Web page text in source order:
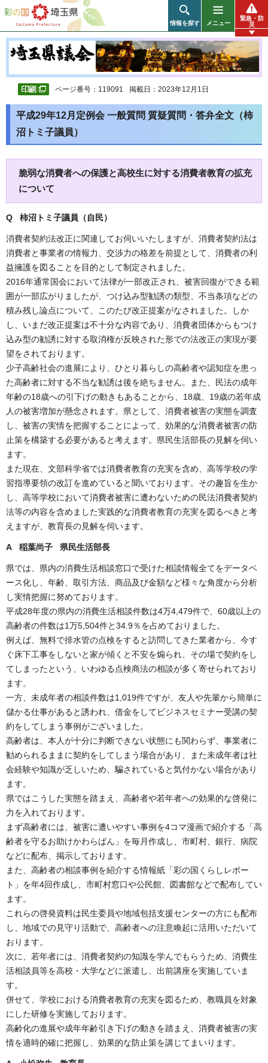
彩の国 埼玉県
情報を探す メニュー
緊急・防
災
ページ番号：119091 掲載日：2023年12月1日
平成29年12月定例会 一般質問 質疑質問・答弁全文（柿
沼トミ子議員）
脆弱な消費者への保護と高校生に対する消費者教育の拡充
について
Q 柿沼トミ子議員（自民）
消費者契約法改正に関連してお伺いいたしますが、消費者契約法は
消費者と事業者の情報力、交渉力の格差を前提として、消費者の利
益擁護を図ることを目的として制定されました。
2016年通常国会において法律が一部改正され、被害回復ができる範
囲が一部広がりましたが、つけ込み型勧誘の類型、不当条項などの
積み残し論点について、このたび改正提案がなされました。しか
し、いまだ改正提案は不十分な内容であり、消費者団体からもつけ
込み型の勧誘に対する取消権が反映された形での法改正の実現が要
望をされております。
少子高齢社会の進展により、ひとり暮らしの高齢者や認知症を患っ
た高齢者に対する不当な勧誘は後を絶ちません。また、民法の成年
年齢の18歳への引下げの動きもあることから、18歳、19歳の若年成
人の被害増加が懸念されます。県として、消費者被害の実態を調査
し、被害の実情を把握することによって、効果的な消費者被害の防
止策を構築する必要があると考えます。県民生活部長の見解を伺い
ます。
また現在、文部科学省では消費者教育の充実を含め、高等学校の学
習指導要領の改訂を進めていると聞いております。その趣旨を生か
し、高等学校において消費者被害に遭わないための民法消費者契約
法等の内容を含めました実践的な消費者教育の充実を図るべきと考
えますが、教育長の見解を伺います。
A 稲葉尚子 県民生活部長
県では、県内の消費生活相談窓口で受けた相談情報全てをデータベ
ース化し、年齢、取引方法、商品及び金額など様々な角度から分析
し実情把握に努めております。
平成28年度の県内の消費生活相談件数は4万4,479件で、60歳以上の
高齢者の件数は1万5,504件と34.9％を占めておりました。
例えば、無料で排水管の点検をすると訪問してきた業者から、今す
ぐ床下工事をしないと家が傾くと不安を煽られ、その場で契約をし
てしまったという、いわゆる点検商法の相談が多く寄せられており
ます。
一方、未成年者の相談件数は1,019件ですが、友人や先輩から簡単に
儲かる仕事があると誘われ、借金をしてビジネスセミナー受講の契
約をしてしまう事例がございました。
高齢者は、本人が十分に判断できない状態にも関わらず、事業者に
勧められるままに契約をしてしまう場合があり、また未成年者は社
会経験や知識が乏しいため、騙されていると気付かない場合があり
ます。
県ではこうした実態を踏まえ、高齢者や若年者への効果的な啓発に
力を入れております。
まず高齢者には、被害に遭いやすい事例を4コマ漫画で紹介する「高
齢者を守るお助けかわらばん」を毎月作成し、市町村、銀行、病院
などに配布、掲示しております。
また、高齢者の相談事例を紹介する情報紙「彩の国くらしレポー
ト」を年4回作成し、市町村窓口や公民館、図書館などで配布してい
ます。
これらの啓発資料は民生委員や地域包括支援センターの方にも配布
し、地域での見守り活動で、高齢者への注意喚起に活用いただいて
おります。
次に、若年者には、消費者契約の知識を学んでもらうため、消費生
活相談員等を高校・大学などに派遣し、出前講座を実施していま
す。
併せて、学校における消費者教育の充実を図るため、教職員を対象
にした研修を実施しております。
高齢化の進展や成年年齢引き下げの動きを踏まえ、消費者被害の実
情を適時的確に把握し、効果的な防止策を講じてまいります。